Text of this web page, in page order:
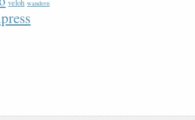
veloh wandern